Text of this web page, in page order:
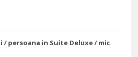
/ persoana in Suite Deluxe / mic